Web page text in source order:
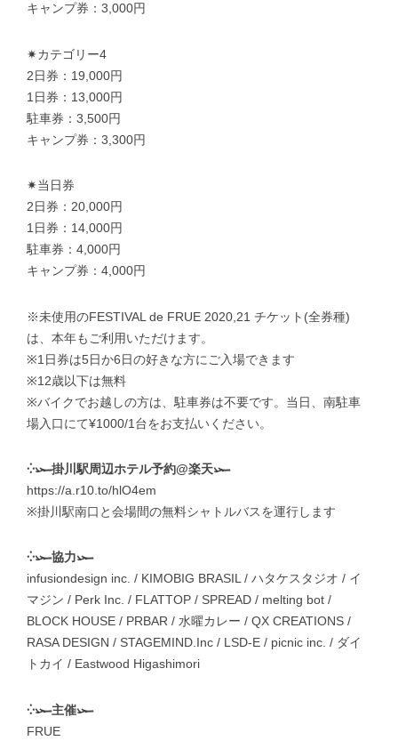
キャンプ券：3,000円
✷カテゴリー4
2日券：19,000円
1日券：13,000円
駐車券：3,500円
キャンプ券：3,300円
✷当日券
2日券：20,000円
1日券：14,000円
駐車券：4,000円
キャンプ券：4,000円
※未使用のFESTIVAL de FRUE 2020,21 チケット(全券種)
は、本年もご利用いただけます。
※1日券は5日か6日の好きな方にご入場できます
※12歳以下は無料
※バイクでお越しの方は、駐車券は不要です。当日、南駐車
場入口にて¥1000/1台をお支払いください。
⁛𓆱掛川駅周辺ホテル予約@楽天𓆱
https://a.r10.to/hlO4em
※掛川駅南口と会場間の無料シャトルバスを運行します
⁛𓆱協力𓆱
infusiondesign inc. / KIMOBIG BRASIL / ハタケスタジオ / イ
マジン / Perk Inc. / FLATTOP / SPREAD / melting bot /
BLOCK HOUSE / PRBAR / 水曜カレー / QX CREATIONS /
RASA DESIGN / STAGEMIND.Inc / LSD-E / picnic inc. / ダイ
トカイ / Eastwood Higashimori
⁛𓆱主催𓆱
FRUE